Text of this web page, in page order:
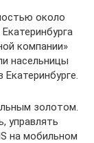
около
компании»
насельницы
золотом.
управлять
на мобильном